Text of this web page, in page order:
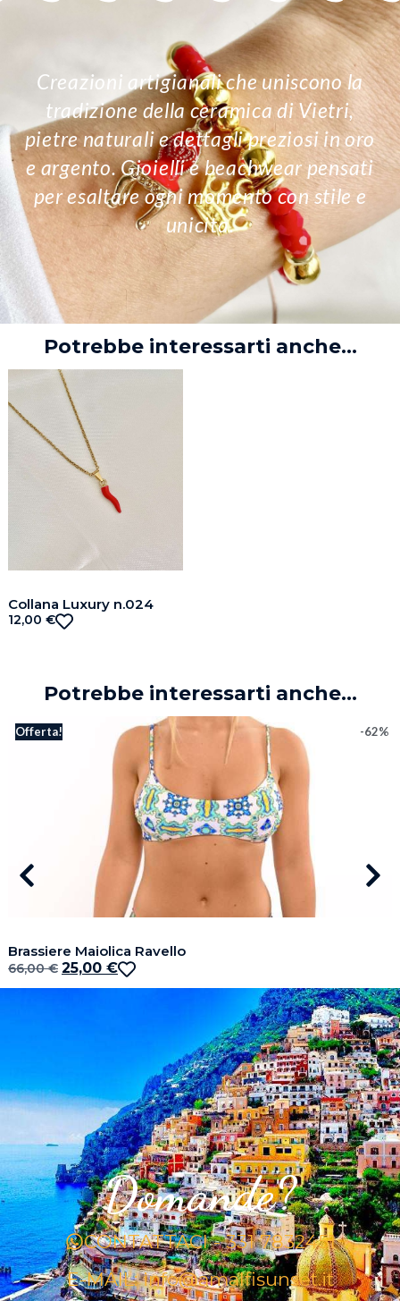
Creazioni artigianali che uniscono la
tradizione della ceramica di Vietri,
pietre naturali e dettagli preziosi in oro
e argento. Gioielli e beachwear pensati
per esaltare ogni momento con stile e
unicità.
Potrebbe interessarti anche...
Collana Luxury n.024
12,00 €
Potrebbe interessarti anche...
-62%
Offerta!
Brassiere Maiolica Ravello
66,00€ 25,00 €
Domande?
CONTATTACI - 331 7832451
E-MAIL: info@amalfisunset.it